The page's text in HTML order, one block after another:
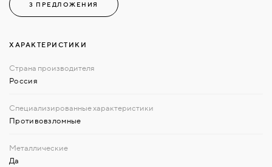
3 ПРЕДЛОЖЕНИЯ
ХАРАКТЕРИСТИКИ
Россия
Противовзломные
Да